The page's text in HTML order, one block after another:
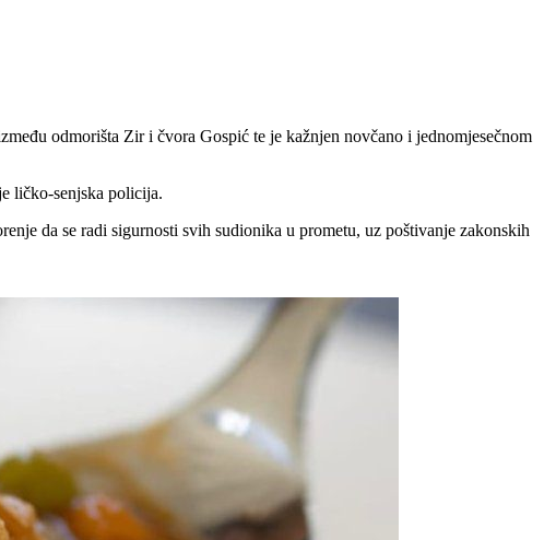
odmorišta Zir i čvora Gospić te je kažnjen novčano i jednomjesečnom
ličko-senjska policija.
da se radi sigurnosti svih sudionika u prometu, uz poštivanje zakonskih